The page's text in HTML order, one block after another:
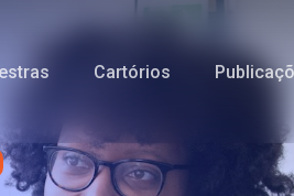
Cartórios